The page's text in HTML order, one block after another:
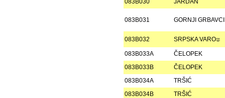
083B030
JARDAN
083B031 GORNJI GRBAVCI
083B032 SRPSKA VAROෂ
083B033A
ČELOPEK
083B033B
ČELOPEK
083B034A
TRŠIĆ
083B034B
TRŠIĆ